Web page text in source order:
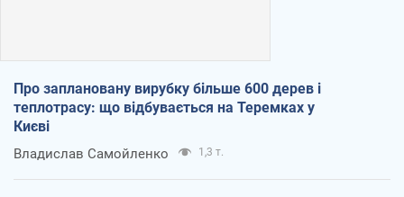
Про заплановану вирубку більше 600 дерев і
теплотрасу: що відбувається на Теремках у
Києві
Владислав Самойленко 1,3 т.